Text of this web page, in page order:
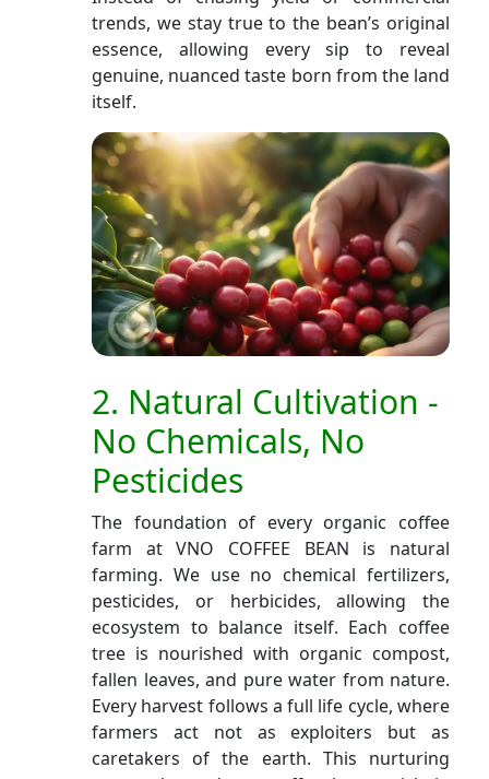
trends, we stay true to the bean’s original
essence, allowing every sip to reveal
genuine, nuanced taste born from the land
itself.
2. Natural Cultivation -
No Chemicals, No
Pesticides
The foundation of every organic coffee
farm at VNO COFFEE BEAN is natural
farming. We use no chemical fertilizers,
pesticides, or herbicides, allowing the
ecosystem to balance itself. Each coffee
tree is nourished with organic compost,
fallen leaves, and pure water from nature.
Every harvest follows a full life cycle, where
farmers act not as exploiters but as
caretakers of the earth. This nurturing